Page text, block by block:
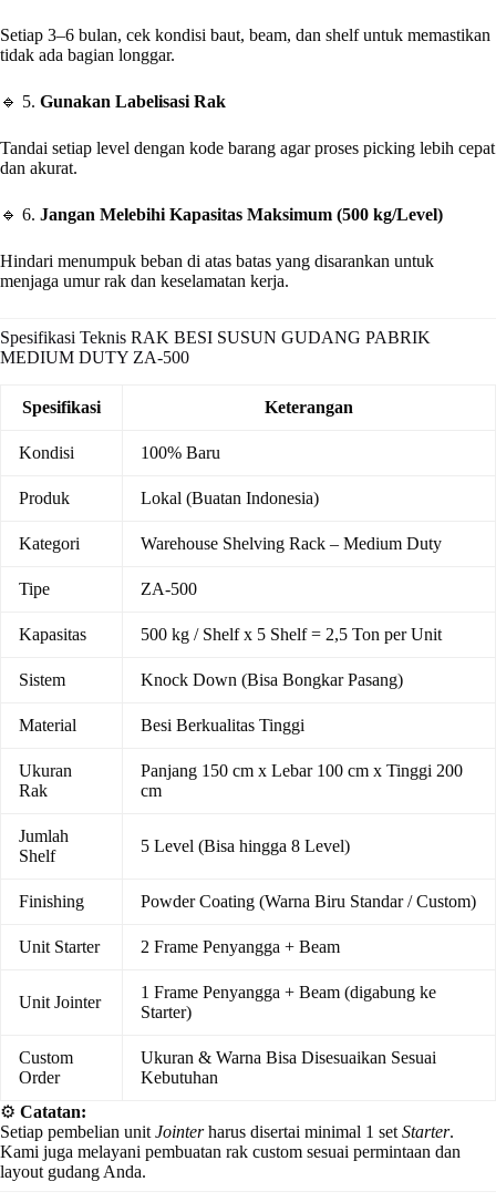
Setiap 3–6 bulan, cek kondisi baut, beam, dan shelf untuk memastikan
tidak ada bagian longgar.
🔹 5. Gunakan Labelisasi Rak
Tandai setiap level dengan kode barang agar proses picking lebih cepat
dan akurat.
🔹 6. Jangan Melebihi Kapasitas Maksimum (500 kg/Level)
Hindari menumpuk beban di atas batas yang disarankan untuk
menjaga umur rak dan keselamatan kerja.
Spesifikasi Teknis RAK BESI SUSUN GUDANG PABRIK
MEDIUM DUTY ZA-500
Spesifikasi Keterangan
Kondisi 100% Baru
Produk Lokal (Buatan Indonesia)
Kategori Warehouse Shelving Rack – Medium Duty
Tipe ZA-500
Kapasitas 500 kg / Shelf x 5 Shelf = 2,5 Ton per Unit
Sistem Knock Down (Bisa Bongkar Pasang)
Material Besi Berkualitas Tinggi
Ukuran
Rak
Panjang 150 cm x Lebar 100 cm x Tinggi 200
cm
Jumlah
Shelf
5 Level (Bisa hingga 8 Level)
Finishing Powder Coating (Warna Biru Standar / Custom)
Unit Starter 2 Frame Penyangga + Beam
Unit Jointer
1 Frame Penyangga + Beam (digabung ke
Starter)
Custom
Order
Ukuran & Warna Bisa Disesuaikan Sesuai
Kebutuhan
⚙️ Catatan:
Setiap pembelian unit Jointerharus disertai minimal 1 set Starter.
Kami juga melayani pembuatan rak custom sesuai permintaan dan
layout gudang Anda.